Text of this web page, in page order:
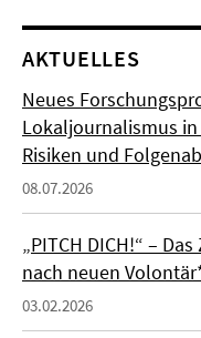
AKTUELLES
Neues
Lokaljournalismus
Risiken und
08.07.2026
„PITCH DICH!“ –
nach neuen
03.02.2026